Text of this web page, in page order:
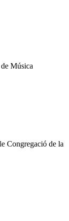
Música
Congregació de la